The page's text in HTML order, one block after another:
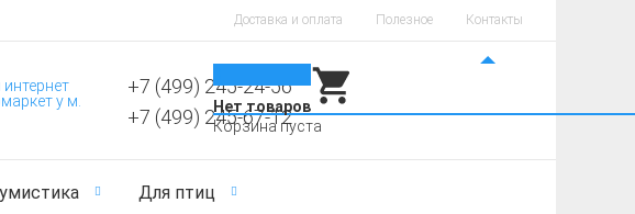
Доставка и оплата Полезное Контакты
+7 (499) 245-24-56
+7 (499) 245-67-12
Нет товаров
Корзина пуста
Для птиц